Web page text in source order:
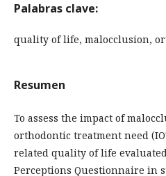
Palabras clave:
quality of life, malocclusion,
Resumen
To assess the impact of
orthodontic treatment need
related quality of life
Perceptions Questionnaire in